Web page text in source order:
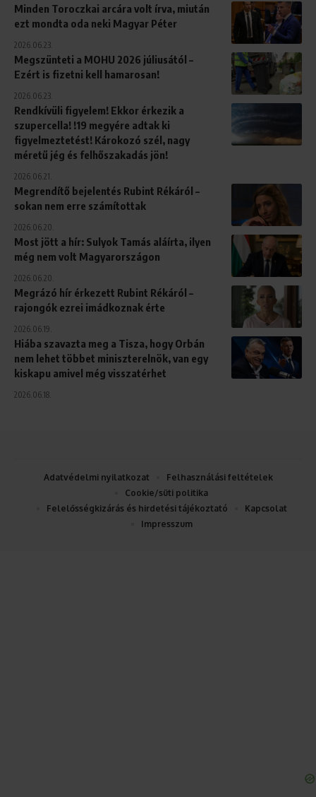
Minden Toroczkai arcára volt írva, miután
ezt mondta oda neki Magyar Péter
2026.06.23.
Megszünteti a MOHU 2026 júliusától –
Ezért is fizetni kell hamarosan!
2026.06.23.
Rendkívüli figyelem! Ekkor érkezik a
szupercella! !19 megyére adtak ki
figyelmeztetést! Károkozó szél, nagy
méretű jég és felhőszakadás jön!
2026.06.21.
Megrendítő bejelentés Rubint Rékáról –
sokan nem erre számítottak
2026.06.20.
Most jött a hír: Sulyok Tamás aláírta, ilyen
még nem volt Magyarországon
2026.06.20.
Megrázó hír érkezett Rubint Rékáról –
rajongók ezrei imádkoznak érte
2026.06.19.
Hiába szavazta meg a Tisza, hogy Orbán
nem lehet többet miniszterelnök, van egy
kiskapu amivel még visszatérhet
2026.06.18.
Adatvédelmi nyilatkozat
Felhasználási feltételek
Cookie/süti politika
Felelősségkizárás és hirdetési tájékoztató
Kapcsolat
Impresszum